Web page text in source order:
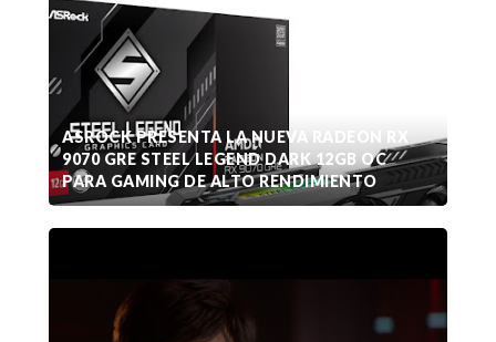
ASROCK PRESENTA LA NUEVA RADEON RX
9070 GRE STEEL LEGEND DARK 12GB OC
PARA GAMING DE ALTO RENDIMIENTO